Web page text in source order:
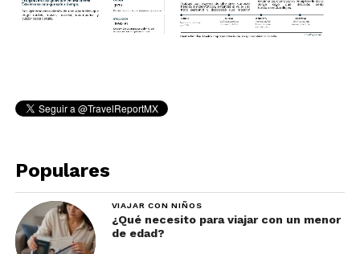
Populares
VIAJAR CON NIÑOS
¿Qué necesito para viajar con un menor
de edad?